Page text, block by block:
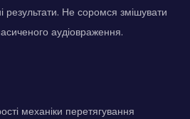
результати. Не соромся змішувати
аудіовраження.
механіки перетягування